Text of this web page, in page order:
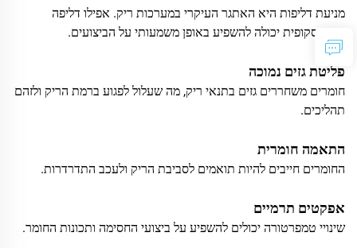
מניעת דליפות היא האתגר העיקרי במערכות ריק. אפילו דליפה
מיקרוסקופית יכולה להשפיע באופן משמעותי על הביצועים.
פליטת גזים נמוכה
חומרים משחררים גזים בתנאי ריק, מה שעלול לפגוע ברמת הריק ולזהם
תהליכים.
התאמה חומרית
החומרים חייבים להיות תואמים לסביבת הריק ולעכב התדרדרות.
אפקטים תרמיים
שינויי טמפרטורה יכולים להשפיע על ביצועי החסימה ותכונות החומר.